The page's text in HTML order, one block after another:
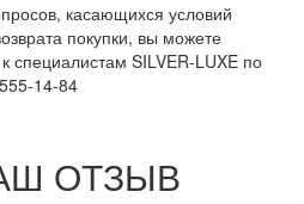
касающихся условий
покупки, вы можете
специалистам SILVER-LUXE по
14-84
ОТЗЫВ